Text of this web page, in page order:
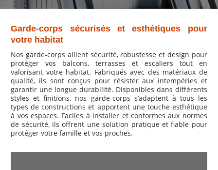
Garde-corps sécurisés et esthétiques pour
votre habitat
Nos garde-corps allient sécurité, robustesse et design pour
protéger vos balcons, terrasses et escaliers tout en
valorisant votre habitat. Fabriqués avec des matériaux de
qualité, ils sont conçus pour résister aux intempéries et
garantir une longue durabilité. Disponibles dans différents
styles et finitions, nos garde-corps s’adaptent à tous les
types de constructions et apportent une touche esthétique
à vos espaces. Faciles à installer et conformes aux normes
de sécurité, ils offrent une solution pratique et fiable pour
protéger votre famille et vos proches.